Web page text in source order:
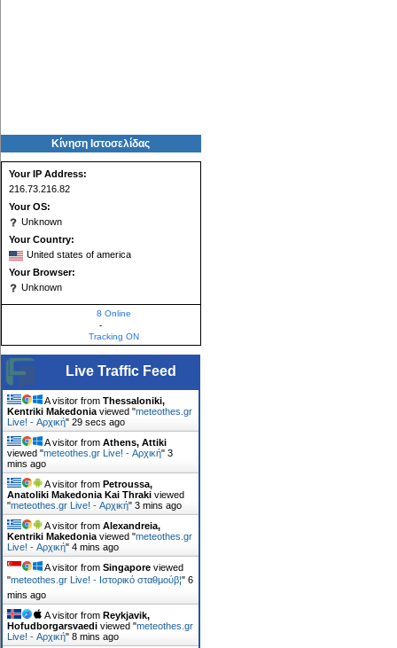
Κίνηση Ιστοσελίδας
Your IP Address:
216.73.216.82
Your OS:
Unknown
Your Country:
United states of america
Your Browser:
Unknown
8 Online
-
Tracking ON
Live Traffic Feed
A visitor fromThessaloniki,
Kentriki Makedonia viewed "meteothes.gr
Live! - Αρχική"30 secs ago
A visitor fromAthens, Attiki
viewed "meteothes.gr Live! - Αρχική"3
mins ago
A visitor fromPetroussa,
Anatoliki Makedonia Kai Thraki viewed
"meteothes.gr Live! - Αρχική"3 mins ago
A visitor fromAlexandreia,
Kentriki Makedonia viewed "meteothes.gr
Live! - Αρχική"4 mins ago
A visitor fromSingapore viewed
"meteothes.gr Live! - Ιστορικό σταθμούβ¦"6
mins ago
A visitor fromReykjavik,
Hofudborgarsvaedi viewed "meteothes.gr
Live! - Αρχική"8 mins ago